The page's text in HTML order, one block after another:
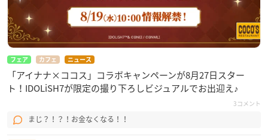
フェア カフェ ニュース
「アイナナ×ココス」コラボキャンペーンが8月27日スター
ト！IDOLiSH7が限定の撮り下ろしビジュアルでお出迎え♪
3コメント
まじ？！？！お金なくなる！！